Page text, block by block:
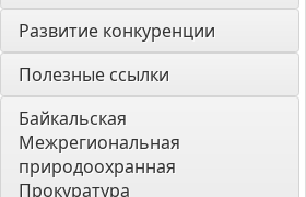
Развитие конкуренции
Полезные ссылки
Байкальская
Межрегиональная
природоохранная
Прокуратура